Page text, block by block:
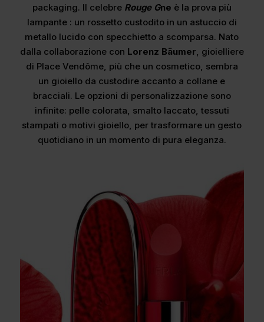
packaging. Il celebre Rouge Gne è la prova più
lampante : un rossetto custodito in un astuccio di
metallo lucido con specchietto a scomparsa. Nato
dalla collaborazione con Lorenz Bäumer, gioielliere
di Place Vendôme, più che un cosmetico, sembra
un gioiello da custodire accanto a collane e
bracciali. Le opzioni di personalizzazione sono
infinite: pelle colorata, smalto laccato, tessuti
stampati o motivi gioiello, per trasformare un gesto
quotidiano in un momento di pura eleganza.